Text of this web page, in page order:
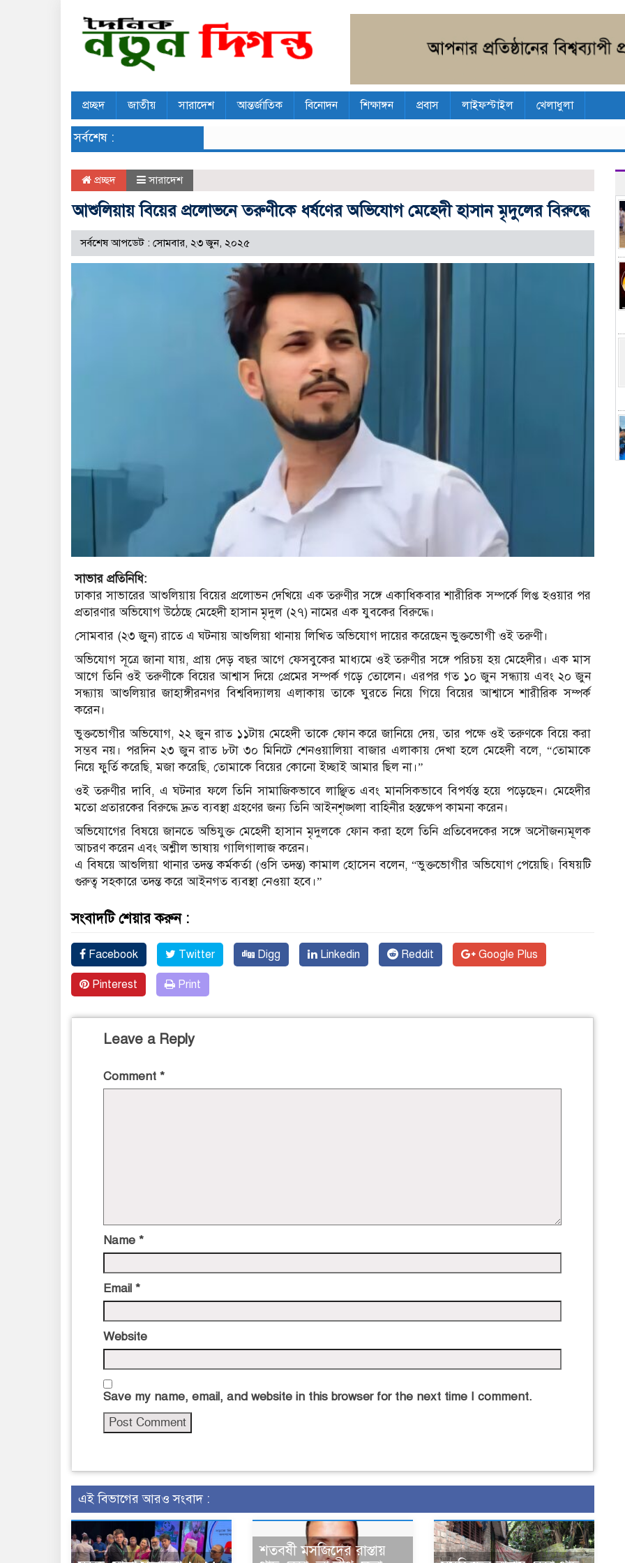
প্রচ্ছদ জাতীয় সারাদেশ আন্তর্জাতিক বিনোদন শিক্ষাঙ্গন প্রবাস লাইফস্টাইল খেলাধুলা
সর্বশেষ :
প্রচ্ছদ সারাদেশ
আশুলিয়ায় বিয়ের প্রলোভনে তরুণীকে ধর্ষণের অভিযোগ মেহেদী হাসান মৃদুলের বিরুদ্ধে
সর্বশেষ আপডেট : সোমবার, ২৩ জুন, ২০২৫
সাভার প্রতিনিধি:
ঢাকার সাভারের আশুলিয়ায় বিয়ের প্রলোভন দেখিয়ে এক তরুণীর সঙ্গে একাধিকবার শারীরিক সম্পর্কে লিপ্ত হওয়ার পর
প্রতারণার অভিযোগ উঠেছে মেহেদী হাসান মৃদুল (২৭) নামের এক যুবকের বিরুদ্ধে।
সোমবার (২৩ জুন) রাতে এ ঘটনায় আশুলিয়া থানায় লিখিত অভিযোগ দায়ের করেছেন ভুক্তভোগী ওই তরুণী।
অভিযোগ সূত্রে জানা যায়, প্রায় দেড় বছর আগে ফেসবুকের মাধ্যমে ওই তরুণীর সঙ্গে পরিচয় হয় মেহেদীর। এক মাস
আগে তিনি ওই তরুণীকে বিয়ের আশ্বাস দিয়ে প্রেমের সম্পর্ক গড়ে তোলেন। এরপর গত ১০ জুন সন্ধ্যায় এবং ২০ জুন
সন্ধ্যায় আশুলিয়ার জাহাঙ্গীরনগর বিশ্ববিদ্যালয় এলাকায় তাকে ঘুরতে নিয়ে গিয়ে বিয়ের আশ্বাসে শারীরিক সম্পর্ক
করেন।
ভুক্তভোগীর অভিযোগ, ২২ জুন রাত ১১টায় মেহেদী তাকে ফোন করে জানিয়ে দেয়, তার পক্ষে ওই তরুণকে বিয়ে করা
সম্ভব নয়। পরদিন ২৩ জুন রাত ৮টা ৩০ মিনিটে শেনওয়ালিয়া বাজার এলাকায় দেখা হলে মেহেদী বলে, “তোমাকে
নিয়ে ফুর্তি করেছি, মজা করেছি, তোমাকে বিয়ের কোনো ইচ্ছাই আমার ছিল না।”
ওই তরুণীর দাবি, এ ঘটনার ফলে তিনি সামাজিকভাবে লাঞ্ছিত এবং মানসিকভাবে বিপর্যস্ত হয়ে পড়েছেন। মেহেদীর
মতো প্রতারকের বিরুদ্ধে দ্রুত ব্যবস্থা গ্রহণের জন্য তিনি আইনশৃঙ্খলা বাহিনীর হস্তক্ষেপ কামনা করেন।
অভিযোগের বিষয়ে জানতে অভিযুক্ত মেহেদী হাসান মৃদুলকে ফোন করা হলে তিনি প্রতিবেদকের সঙ্গে অসৌজন্যমূলক
আচরণ করেন এবং অশ্লীল ভাষায় গালিগালাজ করেন।
এ বিষয়ে আশুলিয়া থানার তদন্ত কর্মকর্তা (ওসি তদন্ত) কামাল হোসেন বলেন, “ভুক্তভোগীর অভিযোগ পেয়েছি। বিষয়টি
গুরুত্ব সহকারে তদন্ত করে আইনগত ব্যবস্থা নেওয়া হবে।”
সংবাদটি শেয়ার করুন :
Facebook Twitter Digg Linkedin Reddit Google Plus
Pinterest Print
Leave a Reply
Comment *
Name *
Email *
Website
Save my name, email, and website in this browser for the next time I comment.
এই বিভাগের আরও সংবাদ :
শতবর্ষী মসজিদের রাস্তায়